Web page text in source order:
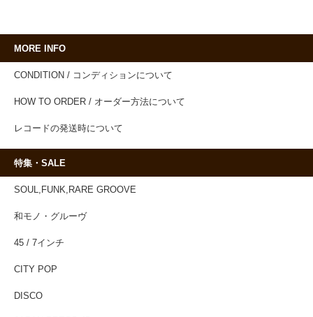
MORE INFO
CONDITION / コンディションについて
HOW TO ORDER / オーダー方法について
レコードの発送時について
特集・SALE
SOUL,FUNK,RARE GROOVE
和モノ・グルーヴ
45 / 7インチ
CITY POP
DISCO